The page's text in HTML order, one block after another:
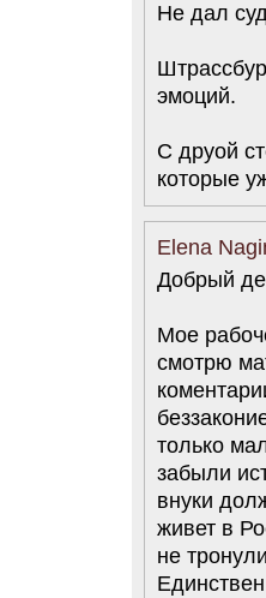
Не дал
эмоций.
С друой
которые
Elena
Добрый
Мое
смотрю
только
забыли
внуки
живет в
не